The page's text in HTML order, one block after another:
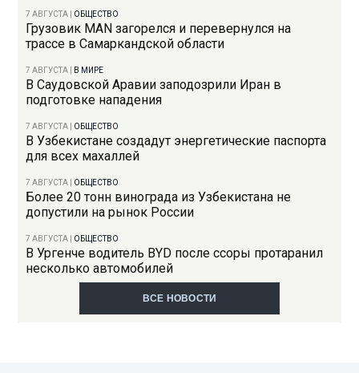
7 АВГУСТА ОБЩЕСТВО
Грузовик MAN загорелся и перевернулся на
трассе в Самаркандской области
7 АВГУСТА В МИРЕ
В Саудовской Аравии заподозрили Иран в
подготовке нападения
7 АВГУСТА ОБЩЕСТВО
В Узбекистане создадут энергетические паспорта
для всех махаллей
7 АВГУСТА ОБЩЕСТВО
Более 20 тонн винограда из Узбекистана не
допустили на рынок России
7 АВГУСТА ОБЩЕСТВО
В Ургенче водитель BYD после ссоры протаранил
несколько автомобилей
ВСЕ НОВОСТИ